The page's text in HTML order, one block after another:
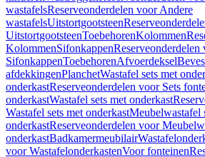
wastafelsReserveonderdelen voor Andere
wastafelsUitstortgootsteen
UitstortgootsteenToebehorenKolommen
KolommenSifonkappenReserveonderdelen
SifonkappenToebehorenAfvoerdeksel
afdekkingenPlanchetWastafel sets met
onderkastReserveonderdelen voor Sets
onderkastWastafel sets met onderkast
Wastafel sets met onderkastMeubelwastafel
onderkastReserveonderdelen voor
onderkastBadkamermeubilair
voor WastafelonderkastenVoor fonteinen